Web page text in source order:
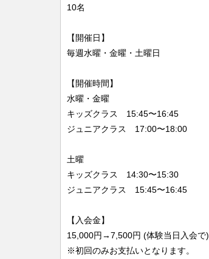
10名
【開催日】
毎週水曜・金曜・土曜日
【開催時間】
水曜・金曜
キッズクラス 15:45〜16:45
ジュニアクラス 17:00〜18:00
土曜
キッズクラス 14:30〜15:30
ジュニアクラス 15:45〜16:45
【入会金】
15,000円→7,500円 (体験当日入会で)
※初回のみお支払いとなります。